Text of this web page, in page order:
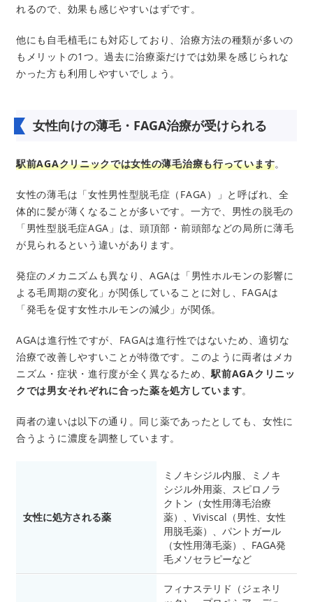
れるので、効果も感じやすいはずです。
他にも自毛植毛にも対応しており、治療方法の種類が多いの
もメリットの1つ。過去に治療薬だけでは効果を感じられな
かった方も利用しやすいでしょう。
女性向けの薄毛・FAGA治療が受けられる
駅前AGAクリニックでは女性の薄毛治療も行っています。
女性の薄毛は「女性男性型脱毛症（FAGA）」と呼ばれ、全
体的に髪が薄くなることが多いです。一方で、男性の脱毛の
「男性型脱毛症AGA」は、頭頂部・前頭部などの局所に薄毛
が見られるという違いがあります。
発症のメカニズムも異なり、AGAは「男性ホルモンの影響に
よる毛周期の変化」が関係していることに対し、FAGAは
「発毛を促す女性ホルモンの減少」が関係。
AGAは進行性ですが、FAGAは進行性ではないため、適切な
治療で改善しやすいことが特徴です。このように両者はメカ
ニズム・症状・進行度が全く異なるため、駅前AGAクリニッ
クでは男女それぞれに合った薬を処方しています。
両者の違いは以下の通り。同じ薬であったとしても、女性に
合うように濃度を調整しています。
女性に処方される薬
ミノキシジル内服、ミノキ
シジル外用薬、スピロノラ
クトン（女性用薄毛治療
薬）、Viviscal（男性、女性
用脱毛薬）、パントガール
（女性用薄毛薬）、FAGA発
毛メソセラピーなど
フィナステリド（ジェネリ